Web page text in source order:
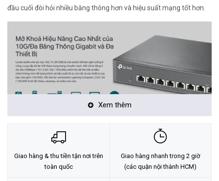
đầu cuối đòi hỏi nhiều băng thông hơn và hiệu suất mạng tốt hơn.
là một trong 2 dòng thiết bị unmanaged switch được
cho doanh nghiệp, văn phòng cần thiết bị kết nối tốc độ cao vì nó
Xem thêm
Giao hàng & thu tiền tận nơi trên
toàn quốc
Giao hàng nhanh trong 2 giờ
(các quận nội thành HCM)